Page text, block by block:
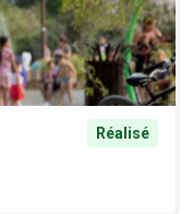
Réalisé